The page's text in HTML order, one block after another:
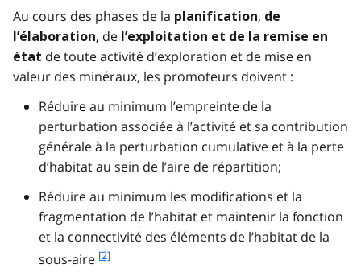
Au cours des phases de la planification, de
l’élaboration, de l’exploitation et de la remise en
état de toute activité d’exploration et de mise en
valeur des minéraux, les promoteurs doivent :
Réduire au minimum l’empreinte de la
perturbation associée à l’activité et sa contribution
générale à la perturbation cumulative et à la perte
d’habitat au sein de l’aire de répartition;
Réduire au minimum les modifications et la
fragmentation de l’habitat et maintenir la fonction
et la connectivité des éléments de l’habitat de la
sous-aire f[2]